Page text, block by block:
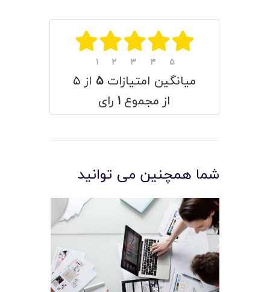
۱ ۲ ۳ ۴ ۵
میانگین امتیازات ۵ از ۵
از مجموع ۱ رای
شما همچنین می توانید